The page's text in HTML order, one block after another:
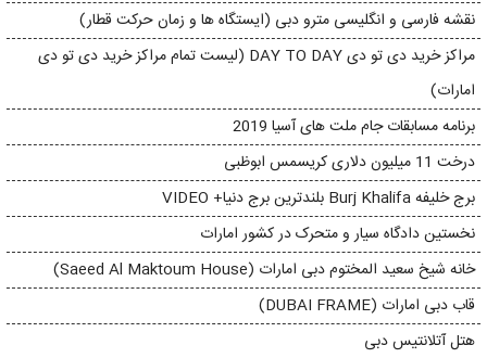
نقشه فارسی و انگلیسی مترو دبی (ایستگاه ها و زمان حرکت قطار)
مراکز خرید دی تو دی DAY TO DAY (لیست تمام مراکز خرید دی تو دی
امارات)
برنامه مسابقات جام ملت های آسیا 2019
درخت 11 میلیون دلاری کریسمس ابوظبی
برج خلیفه Burj Khalifa بلندترین برج دنیا+ VIDEO
نخستین دادگاه سیار و متحرک در کشور امارات
خانه شیخ سعید المختوم دبی امارات (Saeed Al Maktoum House)
قاب دبی امارات (DUBAI FRAME)
هتل آتلانتیس دبی